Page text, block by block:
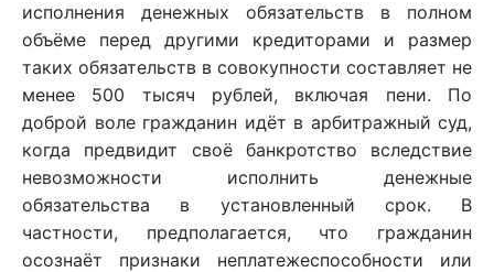
исполнения денежных обязательств в полном
объёме перед другими кредиторами и размер
таких обязательств в совокупности составляет не
менее 500 тысяч рублей, включая пени. По
доброй воле гражданин идёт в арбитражный суд,
когда предвидит своё банкротство вследствие
невозможности исполнить денежные
обязательства в установленный срок. В
частности, предполагается, что гражданин
осознаёт признаки неплатежеспособности или